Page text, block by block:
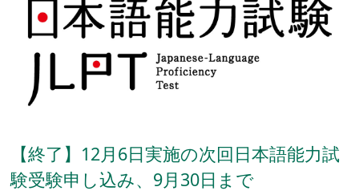
【終了】12月6日実施の次回日本語能力試
験受験申し込み、9月30日まで